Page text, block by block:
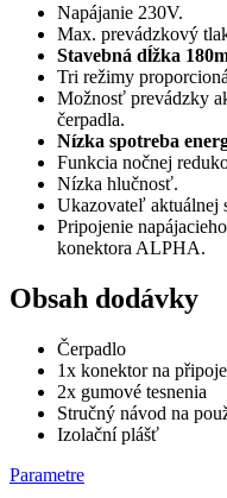
Napájanie 230V.
Max. prevádzkový
Stavebná dĺžka
Tri režimy
Možnosť prevádzky
čerpadla.
Nízka spotreba
Funkcia nočnej
Nízka hlučnosť.
Ukazovateľ aktuálnej
Pripojenie
konektora ALPHA.
Obsah dodávky
Čerpadlo
1x konektor na
2x gumové tesnenia
Stručný návod na
Izolační plášť
Parametre